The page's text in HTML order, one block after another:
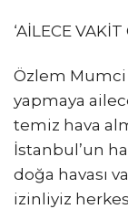
‘AİLECE
Özlem Mumci
yapmaya
temiz hava
İstanbul’un
doğa havası
izinliyiz